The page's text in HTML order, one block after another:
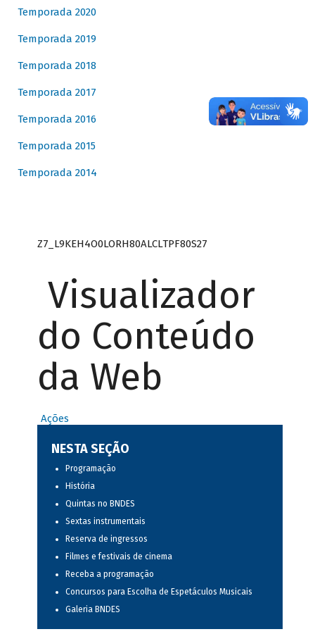
Temporada 2020
Temporada 2019
Temporada 2018
Temporada 2017
Temporada 2016
Temporada 2015
Temporada 2014
Z7_L9KEH4O0LORH80ALCLTPF80S27
Visualizador
do Conteúdo
da Web
Ações
NESTA SEÇÃO
Programação
História
Quintas no BNDES
Sextas instrumentais
Reserva de ingressos
Filmes e festivais de cinema
Receba a programação
Concursos para Escolha de Espetáculos Musicais
Galeria BNDES